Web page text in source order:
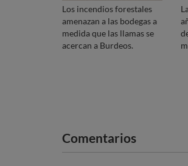
Los incendios forestales
amenazan a las bodegas a
medida que las llamas se
acercan a Burdeos.
Comentarios